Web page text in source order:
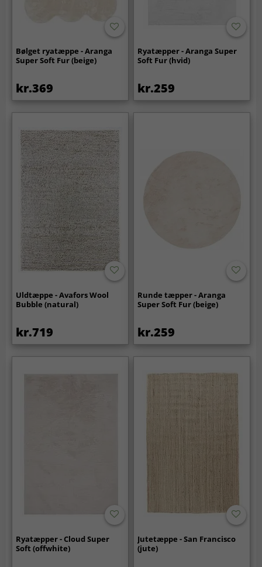
Bølget ryatæppe - Aranga
Super Soft Fur (beige)
kr.369
Ryatæpper - Aranga Super
Soft Fur (hvid)
kr.259
Uldtæppe - Avafors Wool
Bubble (natural)
kr.719
Runde tæpper - Aranga
Super Soft Fur (beige)
kr.259
Ryatæpper - Cloud Super
Soft (offwhite)
Jutetæppe - San Francisco
(jute)